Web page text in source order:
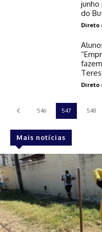
Mais notícias
do
Direto
Direto
546 547 548